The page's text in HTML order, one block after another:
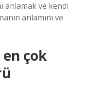
anlamak ve kendi
anlamını ve
çok